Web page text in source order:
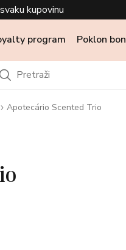
kupovinu
program Poklon bon
Apotecário Scented Trio